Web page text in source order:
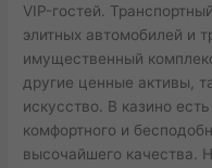
VIP-гостей.
элитных автомобилей и
имущественный
другие ценные активы,
искусство. В казино
комфортного и
высочайшего качества.